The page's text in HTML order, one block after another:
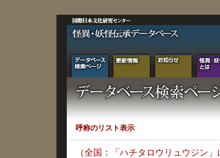
呼称のリスト表示
（全国：「ハチタロウリュウジン